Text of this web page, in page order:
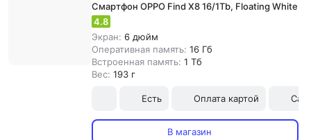
Смартфон OPPO Find X8 16/1Tb, Floating White
4.8
Экран: 6 дюйм
Оперативная память: 16 Гб
Встроенная память: 1 Тб
Вес: 193 г
Есть Оплата картой
В магазин